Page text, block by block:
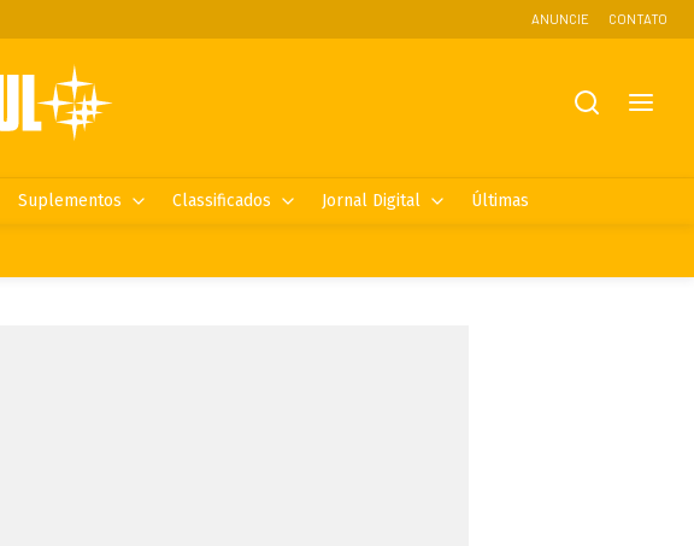
ANUNCIE CONTATO
Suplementos Classificados Jornal Digital Últimas